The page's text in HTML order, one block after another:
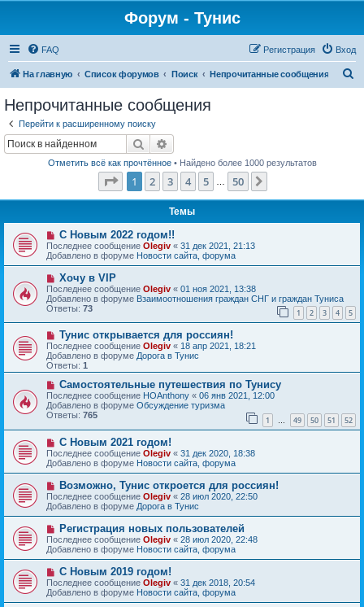
Форум - Тунис
FAQ Вход
Регистрация
На главную Список форумов Поиск Непрочитанные сообщения
Непрочитанные сообщения
Перейти к расширенному поиску
Поиск
Отметить всё как прочтённое• Найдено более 1000 результатов
Страница из 50
1 2 3 4 5 50
Темы
Н
о
в
о
е
с
о
о
б
щ
е
и
е
С Новым 2022 годом!!
Последнее сообщение Olegiv « 31 дек 2021, 21:13
Добавлено в форуме Новости сайта, форума
Н
о
в
о
е
с
о
о
б
щ
е
н
и
е
Хочу в VIP
Последнее сообщение Olegiv « 01 ноя 2021, 13:38
Добавлено в форуме Взаимоотношения граждан СНГ и граждан Туниса
Ответы: 73 1 2 3 4 5
Н
о
в
о
е
с
о
б
щ
е
н
и
е
Тунис открывается для россиян!
Последнее сообщение Olegiv « 18 апр 2021, 18:21
Добавлено в форуме Дорога в Тунис
Ответы: 1
Н
о
в
о
е
с
о
о
б
е
н
и
е
Самостоятельные путешествия по Тунису
Последнее сообщение HOAnthony « 06 янв 2021, 12:00
Добавлено в форуме Обсуждение туризма
Ответы: 765 1 … 49 50 51 52
Н
о
в
о
е
с
о
о
б
щ
е
н
и
е
С Новым 2021 годом!
Последнее сообщение Olegiv « 31 дек 2020, 18:38
Добавлено в форуме Новости сайта, форума
Н
о
в
о
е
с
о
о
б
щ
е
н
и
Возможно, Тунис откроется для россиян!
Последнее сообщение Olegiv « 28 июл 2020, 22:50
Добавлено в форуме Дорога в Тунис
Н
о
в
о
с
о
о
б
Регистрация новых пользователей
Последнее сообщение Olegiv « 28 июл 2020, 22:48
Добавлено в форуме Новости сайта, форума
Н
о
в
о
С Новым 2019 годом!
Последнее сообщение Olegiv « 31 дек 2018, 20:54
Добавлено в форуме Новости сайта, форума